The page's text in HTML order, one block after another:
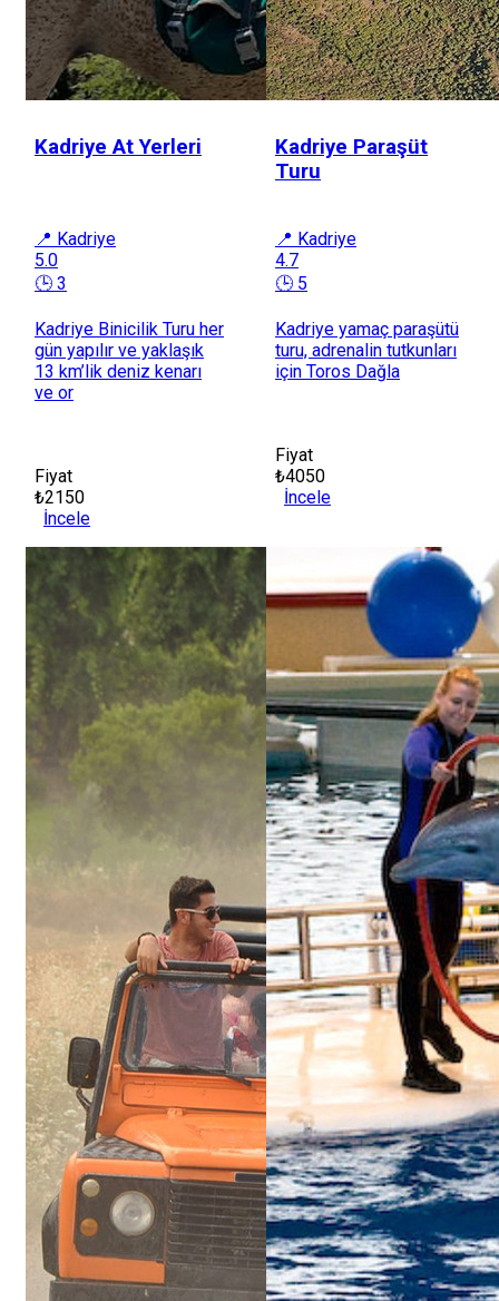
Kadriye At Yerleri
📍 Kadriye
5.0
🕒 3
Kadriye Binicilik Turu her
gün yapılır ve yaklaşık
13 km’lik deniz kenarı
ve or
Fiyat
₺2150
İncele
Kadriye Paraşüt
Turu
📍 Kadriye
4.7
🕒 5
Kadriye yamaç paraşütü
turu, adrenalin tutkunları
için Toros Dağla
Fiyat
₺4050
İncele